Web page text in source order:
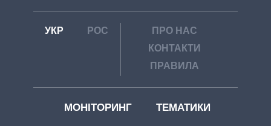
УКР РОС
ПРО НАС
КОНТАКТИ
ПРАВИЛА
МОНІТОРИНГ ТЕМАТИКИ